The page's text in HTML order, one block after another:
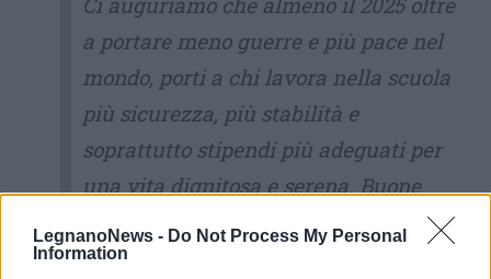
LegnanoNews - Do Not Process My Personal
Information
a portare meno guerre e più pace nel
mondo, porti a chi lavora nella scuola
più sicurezza, più stabilità e
soprattutto stipendi più adeguati per
una vita dignitosa e serena. Buone
feste e buon anno a tutto il personale
dirigente, docente e ATA del nostro